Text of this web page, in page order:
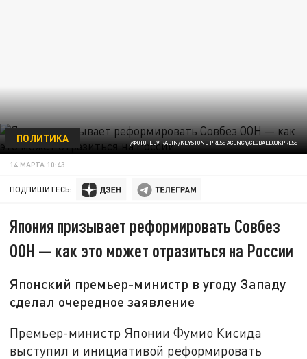
/ФОТО: LEV RADIN/KEYSTONE PRESS AGENCY/GLOBALLOOKPRESS
ПОЛИТИКА
14 МАРТА 10:43
ПОДПИШИТЕСЬ:
Япония призывает реформировать Совбез
ООН — как это может отразиться на России
Японский премьер-министр в угоду Западу
сделал очередное заявление
Премьер-министр Японии Фумио Кисида
выступил и инициативой реформировать